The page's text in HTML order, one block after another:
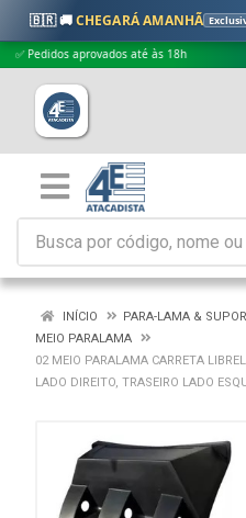
🇧🇷 🚚CHEGARÁ AMANHÃ
aprovados até às 18h ✅
INÍCIO
PARA-LAMA &
MEIO PARALAMA
02 MEIO PARALAMA CARRETA
LADO DIREITO, TRASEIRO LADO